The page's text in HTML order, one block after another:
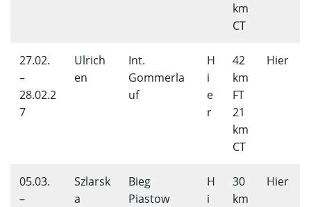
km
CT
27.02.
–
28.02.2
7
Ulrich
en
Int.
Gommerla
uf
H
i
e
r
42
km
FT
21
km
CT
Hier
05.03.
–
Szlarsk
a
Bieg
Piastow
H
i
30
km
Hier